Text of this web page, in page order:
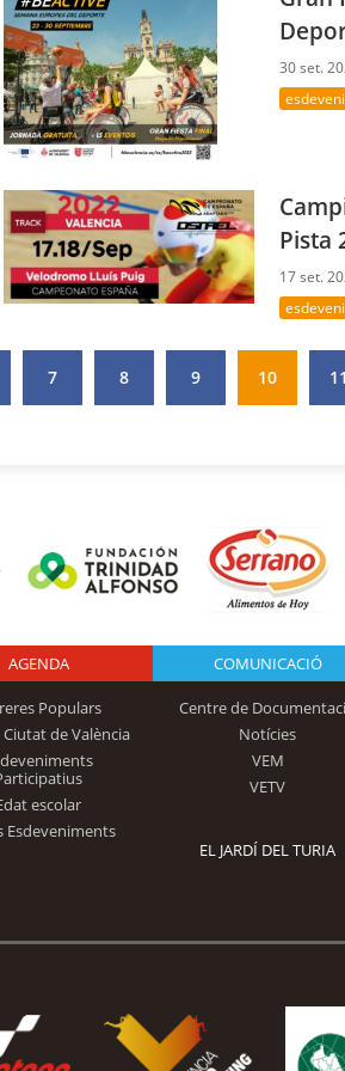
30 set.
Pista
17 set.
7 8 9 10 11
Logo Fundación
Trinidad Alfonso
AGENDA
Populars
de València
escolar
Esdeveniments
COMUNICACIÓ
Centre de
Notícies
VEM
VETV
EL JARDÍ DEL TURIA